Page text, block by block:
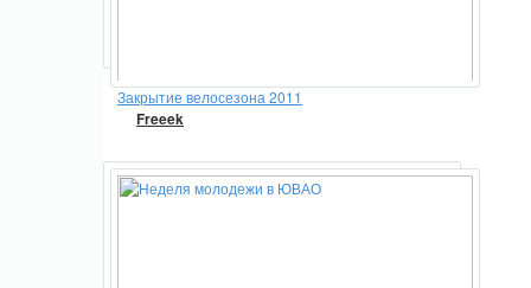
Закрытие велосезона 2011
Freeek